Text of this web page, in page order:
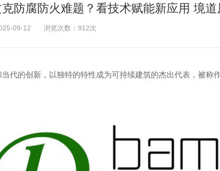
防腐防火难题？看技术赋能新应用 境道
09-12 浏览次数：912次
代的创新，以独特的特性成为可持续建筑的杰出代表，被称